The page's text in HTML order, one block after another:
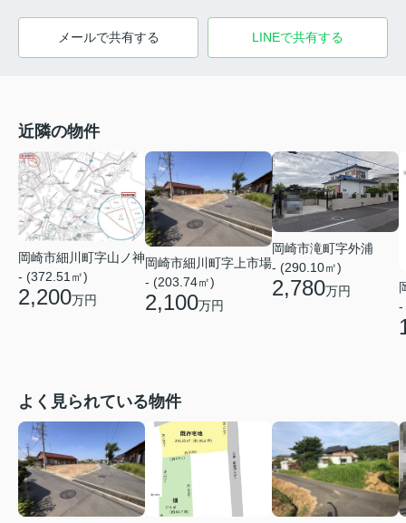
メールで共有する LINEで共有する
近隣の物件
岡崎市細川町字山ノ神
- (372.51㎡)
2,200万円
岡崎市細川町字上市場
- (203.74㎡)
2,100万円
岡崎市滝町字外浦
- (290.10㎡)
2,780万円
-
よく見られている物件